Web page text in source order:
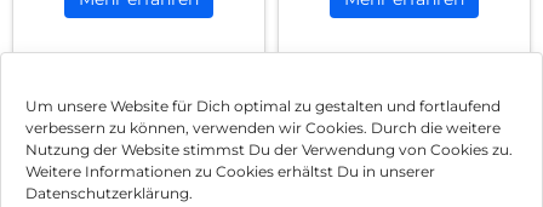
Um unsere Website für Dich optimal zu gestalten und fortlaufend
verbessern zu können, verwenden wir Cookies. Durch die weitere
Nutzung der Website stimmst Du der Verwendung von Cookies zu.
Weitere Informationen zu Cookies erhältst Du in unserer
Datenschutzerklärung.
1 2 Nächste
Impressum